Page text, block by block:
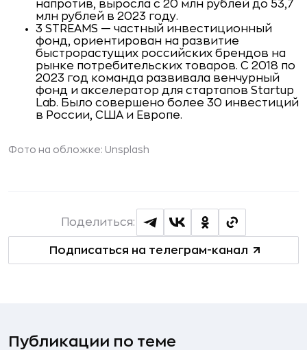
напротив, выросла с 20 млн рублей до 53,7
млн рублей в 2023 году.
3 STREAMS — частный инвестиционный
фонд, ориентирован на развитие
быстрорастущих российских брендов на
рынке потребительских товаров. С 2018 по
2023 год команда развивала венчурный
фонд и акселератор для стартапов Startup
Lab. Было совершено более 30 инвестиций
в России, США и Европе.
Фото на обложке: Unsplash
Подписаться на телеграм-канал
Поделиться:
Публикации по теме